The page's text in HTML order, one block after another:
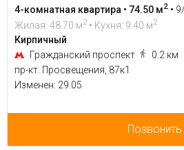
4-комнатная квартира • 74.50 м2 •
Жилая: 48.70 м2 • Кухня: 9.40 м2
Кирпичный
Гражданский проспект
0.2 км
пр-кт. Просвещения, 87к1
Изменен: 29.05
Позвонить